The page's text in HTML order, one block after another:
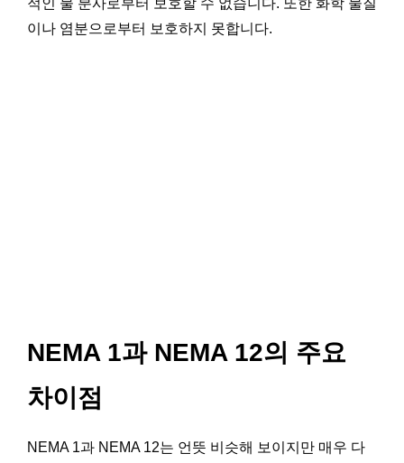
적인 물 분사로부터 보호할 수 없습니다. 또한 화학 물질
이나 염분으로부터 보호하지 못합니다.
NEMA 1과 NEMA 12의 주요
차이점
NEMA 1과 NEMA 12는 언뜻 비슷해 보이지만 매우 다